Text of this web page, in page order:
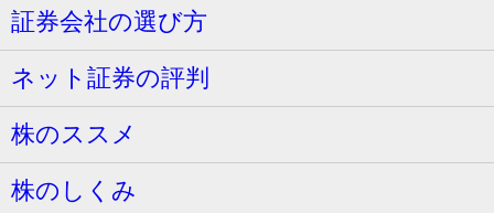
証券会社の選び方
ネット証券の評判
株のススメ
株のしくみ